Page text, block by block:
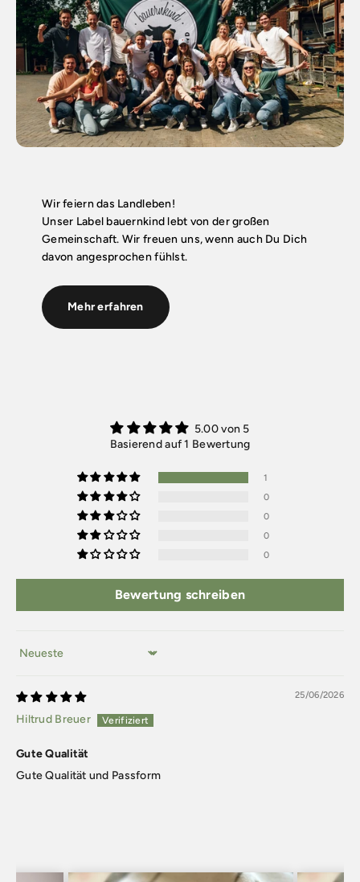
Wir feiern das Landleben!
Unser Label bauernkind lebt von der großen
Gemeinschaft. Wir freuen uns, wenn auch Du Dich
davon angesprochen fühlst.
Mehr erfahren
5.00 von 5
Basierend auf 1 Bewertung
1
0
0
0
0
Bewertung schreiben
Sort by
25/06/2026
Hiltrud Breuer
Gute Qualität
Gute Qualität und Passform